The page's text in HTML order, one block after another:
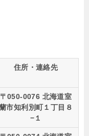
住所・連絡先
〒050-0076 北海道室
市知利別町１丁目８
−１